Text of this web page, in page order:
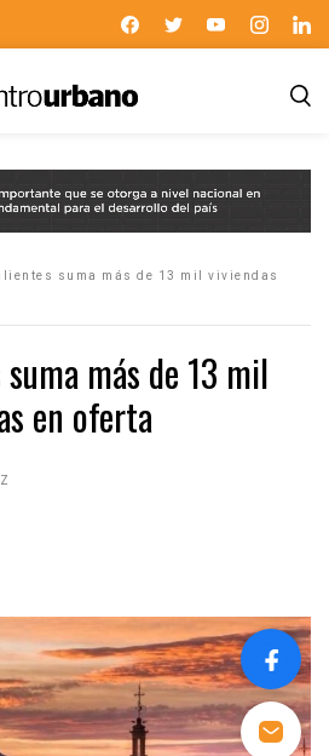
suma más de 13 mil viviendas
más de 13 mil
en oferta